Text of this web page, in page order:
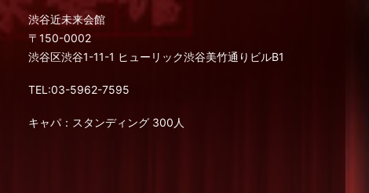
渋谷近未来会館
〒150-0002
渋谷区渋谷1-11-1 ヒューリック渋谷美竹通りビルB1
TEL:03-5962-7595
キャパ：スタンディング 300人